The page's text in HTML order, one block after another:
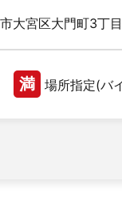
大宮区大門町3丁
満 場所指定(バ